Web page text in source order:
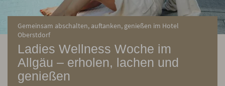
Gemeinsam abschalten, auftanken, genießen im Hotel
Oberstdorf
Ladies Wellness Woche im
Allgäu – erholen, lachen und
genießen